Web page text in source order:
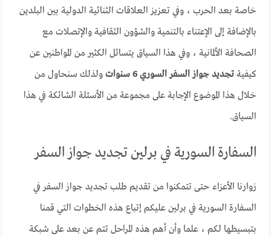
خاصة بعد الحرب ، وفي تعزيز العلاقات الثنائية الدولية بين البلدين
بالإضافة إلى الإعتناء بالتنمية والشؤون الثقافية والإتصلات مع
الصحافة الألمانية ، وفي هذا السياق يتسائل الكثير من المواطنين عن
كيفيةتجديد جواز السفر السوري 6 سنوات
ولذلك سنحاول من
خلال هذا الموضوع الإجابة على مجموعة من الأسئلة الشائكة في هذا
السياق.
السفارة السورية في برلين تجديد جواز السفر
زوارنا الأعزاء حتى تتمكنوا من تقديم طلب تجديد جواز السفر في
السفارة السورية في برلين عليكم إتباع هذه الخطوات التي قمنا
بتبسيطها لكم ، علما وأن أهم هذه المراحل تتم عن بعد على شبكة